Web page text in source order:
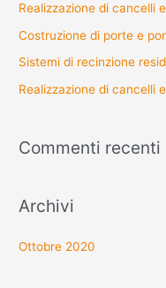
Realizzazione di cancelli
Costruzione di porte e
Sistemi di recinzione
Realizzazione di cancelli
Commenti recenti
Archivi
Ottobre 2020